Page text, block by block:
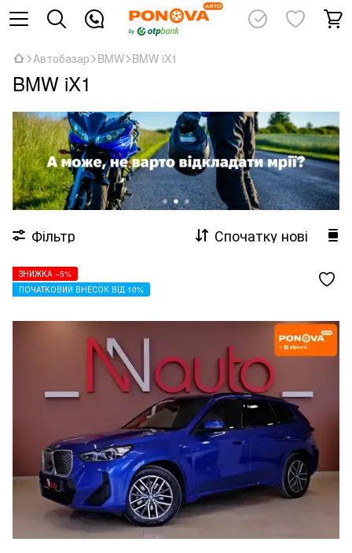
Автобазар BMW BMW iX1
BMW iX1
Фільтр Спочатку нові
ЗНИЖКА −5%
ПОЧАТКОВИЙ ВНЕСОК ВІД 10%